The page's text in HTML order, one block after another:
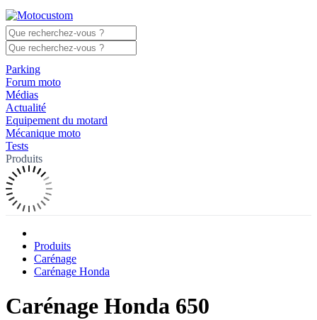
Parking
Forum moto
Médias
Actualité
Equipement du motard
Mécanique moto
Tests
Produits
Produits
Carénage
Carénage Honda
Carénage Honda 650